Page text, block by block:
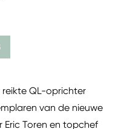
QL-oprichter
van de nieuwe
Eric Toren en topchef